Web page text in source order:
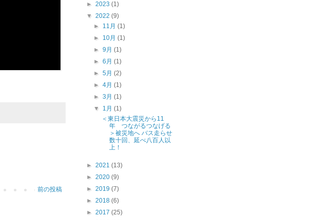
前の投稿
► 2023 (1)
▼ 2022 (9)
► 11月(1)
► 10月(1)
►9月(1)
►6月(1)
►5月(2)
►4月(1)
►3月(1)
▼ 1月(1)
＜東日本大震災から11
年 つながるつなげる
＞被災地へ バス走らせ
数十回、延べ八百人以
上！
► 2021 (13)
► 2020 (9)
► 2019 (7)
► 2018 (6)
► 2017 (25)